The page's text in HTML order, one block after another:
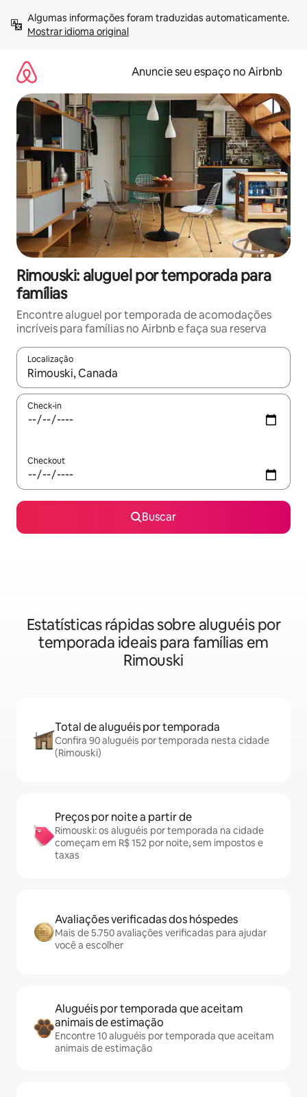
para
Mostrar idioma original
Anuncie seu espaço no Airbnb
Rimouski: aluguel por temporada para
famílias
Encontre aluguel por temporada de acomodações
incríveis para famílias no Airbnb e faça sua reserva
Localização
Quando os resultados estiverem disponíveis, explore-os
Check-in
Checkout
Buscar
Estatísticas rápidas sobre aluguéis por
temporada ideais para famílias em
Rimouski
Total de aluguéis por temporada
Confira 90 aluguéis por temporada nesta cidade
(Rimouski)
Preços por noite a partir de
Rimouski: os aluguéis por temporada na cidade
começam em R$ 152 por noite, sem impostos e
taxas
Avaliações verificadas dos hóspedes
Mais de 5.750 avaliações verificadas para ajudar
você a escolher
Aluguéis por temporada que aceitam
animais de estimação
Encontre 10 aluguéis por temporada que aceitam
animais de estimação